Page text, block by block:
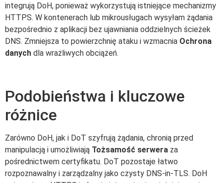
integrują DoH, ponieważ wykorzystują istniejące mechanizmy
HTTPS. W kontenerach lub mikrousługach wysyłam żądania
bezpośrednio z aplikacji bez ujawniania oddzielnych ścieżek
DNS. Zmniejsza to powierzchnię ataku i wzmacnia Ochrona
danych dla wrażliwych obciążeń.
Podobieństwa i kluczowe
różnice
Zarówno DoH, jak i DoT szyfrują żądania, chronią przed
manipulacją i umożliwiają Tożsamość serwera za
pośrednictwem certyfikatu. DoT pozostaje łatwo
rozpoznawalny i zarządzalny jako czysty DNS-in-TLS. DoH